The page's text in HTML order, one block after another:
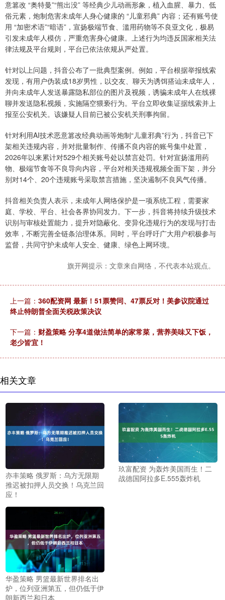
意篡改 “奥特曼”“熊出没” 等经典少儿动画形象，植入血腥、暴力、低
俗元素，炮制危害未成年人身心健康的 “儿童邪典” 内容；还有账号使
用 “加密术语”“暗语”，宣扬极端节食、滥用药物等不良亚文化，极易
引发未成年人模仿，严重危害身心健康。上述行为均违反国家相关法
律法规及平台规则，平台已依法依规从严处置。
针对以上问题，抖音公布了一批典型案例。例如，平台根据举报线索
发现，有用户伪装成18岁男性，以交友、聊天为诱饵搭讪未成年人，
并向未成年人发送暴露隐私部位的图片及视频，诱骗未成年人在线裸
聊并发送隐私视频，实施隔空猥亵行为。平台立即收集证据线索并上
报至公安机关。该嫌疑人目前已被公安机关刑事拘留。
针对利用AI技术恶意篡改经典动画等炮制“儿童邪典”行为，抖音已下
架相关违规内容，并对批量制作、传播不良内容的账号集中处置，
2026年以来累计对529个相关账号处以禁言处罚。针对宣扬滥用药
物、极端节食等不良导向内容，平台对相关违规视频全面下架，并分
别对14个、20个违规账号采取禁言措施，坚决遏制不良风气传播。
抖音相关负责人表示，未成年人网络保护是一项系统工程，需要家
庭、学校、平台、社会各界协同发力。下一步，抖音将持续升级技术
识别与审核处置能力，提升对隐蔽化、变异化违规行为的发现与打击
效率，不断完善全链条治理体系。同时，平台呼吁广大用户积极参与
监督，共同守护未成年人安全、健康、绿色上网环境。
旗开网提示：文章来自网络，不代表本站观点。
上一篇： 360配资网 最新！51票赞同、47票反对！美参议院通过
终止特朗普全面关税政策决议
下一篇： 财盈策略 分享4道做法简单的家常菜，营养美味又下饭，
老少皆宜！
相关文章
亦丰策略 俄罗斯：乌方无限期
推迟被扣押人员交换！乌克兰回
应！
玖富配资 为轰炸美国而生！二
战德国阿拉多E.555轰炸机
华盈策略 男篮最新世界排名出
炉，位列亚洲第五，但仍低于伊
朗新西兰和日本